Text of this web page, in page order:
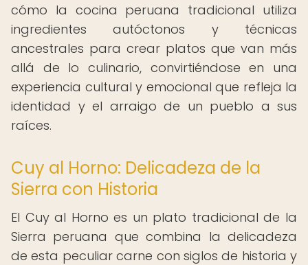
cómo la cocina peruana tradicional utiliza
ingredientes autóctonos y técnicas
ancestrales para crear platos que van más
allá de lo culinario, convirtiéndose en una
experiencia cultural y emocional que refleja la
identidad y el arraigo de un pueblo a sus
raíces.
Cuy al Horno: Delicadeza de la
Sierra con Historia
El Cuy al Horno es un plato tradicional de la
Sierra peruana que combina la delicadeza
de esta peculiar carne con siglos de historia y